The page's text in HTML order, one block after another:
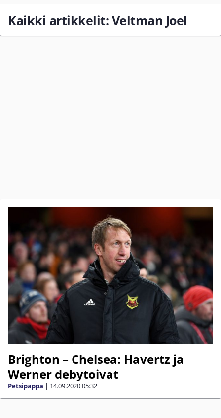
Kaikki artikkelit: Veltman Joel
Brighton – Chelsea: Havertz ja
Werner debytoivat
Petsipappa | 14.09.202005:32